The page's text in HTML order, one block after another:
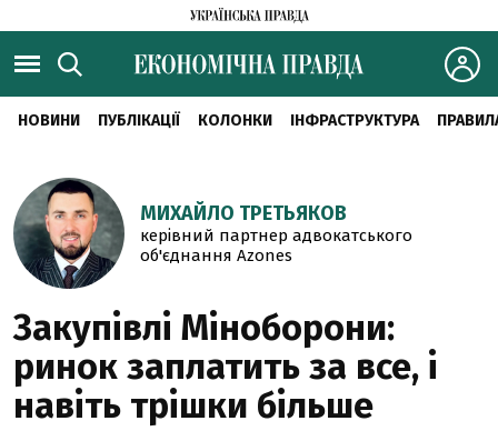
НОВИНИ ПУБЛІКАЦІЇ КОЛОНКИ ІНФРАСТРУКТУРА
МИХАЙЛО ТРЕТЬЯКОВ
керівний партнер адвокатського
об'єднання Azones
Закупівлі Міноборони:
ринок заплатить за все, і
навіть трішки більше